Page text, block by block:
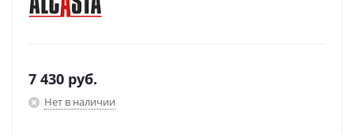
7 430 руб.
Нет в наличии